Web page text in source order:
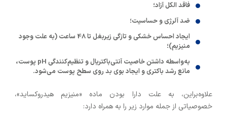
فاقد الکل آزاد؛
ضد آلرژی و حساسیت؛
ایجاد احساس خشکی و تازگی زیربغل تا 48 ساعت (به علت وجود
منیزیم)؛
به‌واسطه داشتن خاصیت آنتی‌باکتریال و تنظیم‌کنندگی pH پوست،
مانع رشد باکتری و ایجاد بوی بد روی سطح پوست می‌شود.
علاوه‌براین، به علت دارا بودن ماده «منیزیم هیدروکساید»،
خصوصیاتی از جمله موارد زیر را به همراه دارد: